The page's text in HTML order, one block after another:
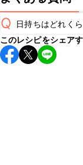
Q 日持ちはどれく
保存期間は冷蔵
し上がりください
このレシピをシェア